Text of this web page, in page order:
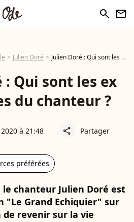
search newsletter
Julien Doré Julien Doré : Qui sont les ex compagnes du chanteur ?
: Qui sont les ex
du chanteur ?
à 21:48 share Partager
préférées
le chanteur Julien Doré est
"Le Grand Echiquier" sur
de revenir sur la vie